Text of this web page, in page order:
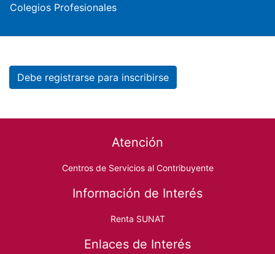
Colegios Profesionales
Debe registrarse para inscribirse
Atención
Centros de Servicios al Contribuyente
Información de Interés
Renta SUNAT
Enlaces de Interés